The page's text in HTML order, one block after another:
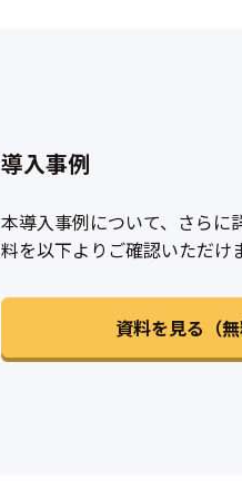
導入事例
本導入事例について、さらに
料を以下よりご確認いただけ
資料を見る（無